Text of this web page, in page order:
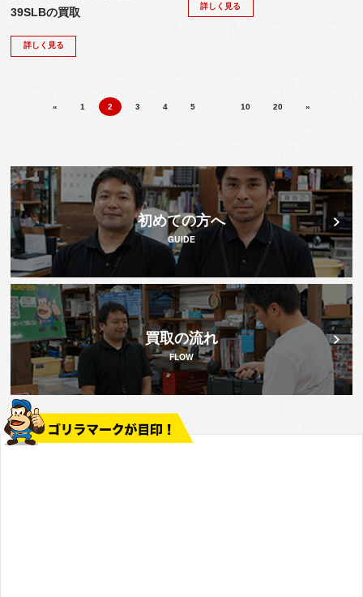
39SLBの買取
詳しく見る
詳しく見る
« 1 2 3 4 5 10 20 »
初めての方へ
GUIDE
買取の流れ
FLOW